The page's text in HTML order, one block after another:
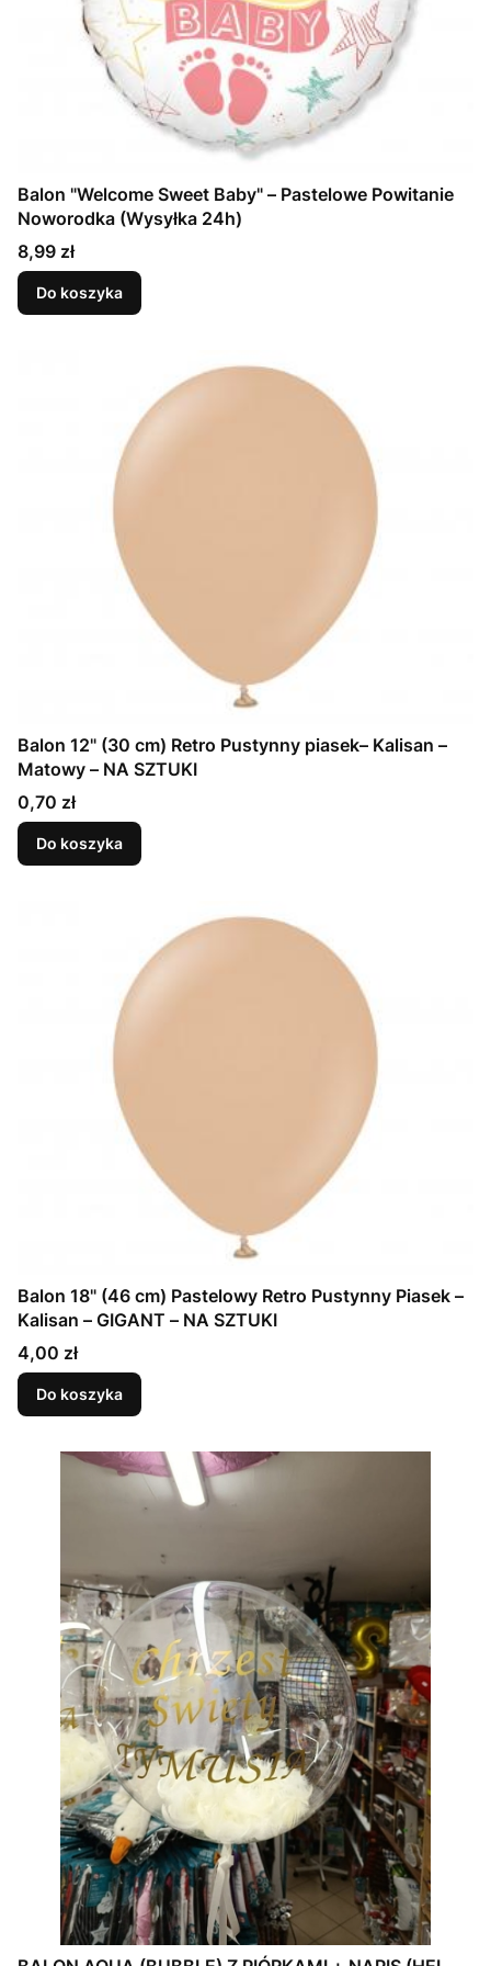
Balon "Welcome Sweet Baby" – Pastelowe Powitanie
Noworodka (Wysyłka 24h)
Cena
8,99 zł
Do koszyka
Balon 12" (30 cm) Retro Pustynny piasek– Kalisan –
Matowy – NA SZTUKI
Cena
0,70 zł
Do koszyka
Balon 18" (46 cm) Pastelowy Retro Pustynny Piasek –
Kalisan – GIGANT – NA SZTUKI
Cena
4,00 zł
Do koszyka